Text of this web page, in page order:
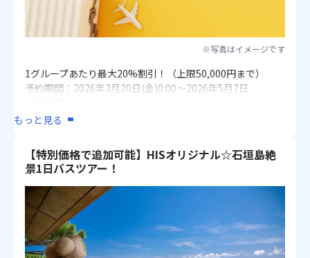
※写真はイメージです
1グループあたり最大20%割引！（上限50,000円まで）
予約期間：2026年3月20日(金)0:00～2026年5月7日
もっと見る
【特別価格で追加可能】HISオリジナル☆石垣島絶
景1日バスツアー！